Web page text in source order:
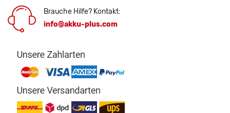
Brauche Hilfe? Kontakt:
info@akku-plus.com